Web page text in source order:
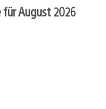
für August 2026